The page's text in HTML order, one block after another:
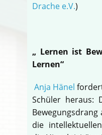
Drache e.V.)
„ Lernen ist
Lernen“
Anja Hänel
Schüler heraus:
die